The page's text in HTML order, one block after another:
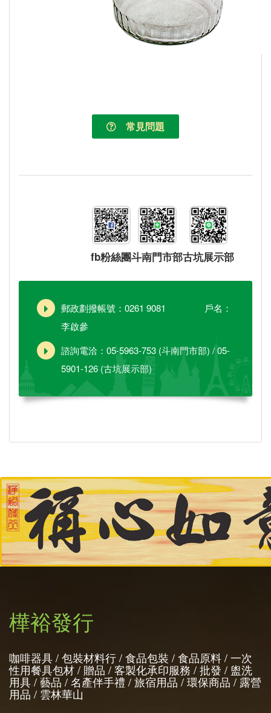
常見問題
fb粉絲團斗南門市部古坑展示部
郵政劃撥帳號：0261 9081 戶名：
李啟參
諮詢電洽：05-5963-753 (斗南門市部) / 05-
5901-126 (古坑展示部)
樺裕發行
咖啡器具 / 包裝材料行 / 食品包裝 / 食品原料 / 一次
性用餐具包材 / 贈品 / 客製化承印服務 / 批發 / 盥洗
用具 / 藝品 / 名產伴手禮 / 旅宿用品 / 環保商品 / 露營
用品 / 雲林華山